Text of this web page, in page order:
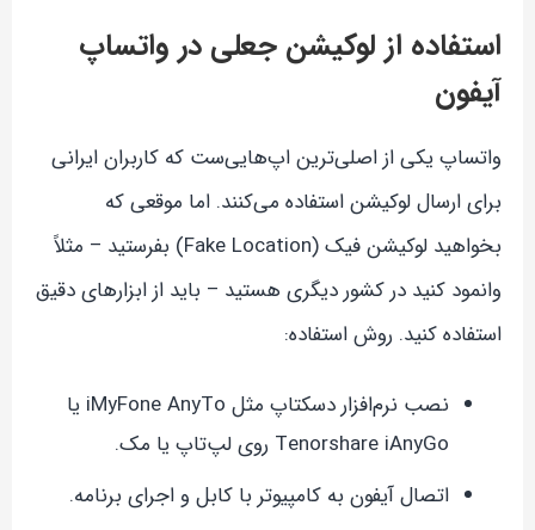
استفاده از لوکیشن جعلی در واتساپ
آیفون
واتساپ یکی از اصلی‌ترین اپ‌هایی‌ست که کاربران ایرانی
برای ارسال لوکیشن استفاده می‌کنند. اما موقعی که
بخواهید لوکیشن فیک (Fake Location) بفرستید – مثلاً
وانمود کنید در کشور دیگری هستید – باید از ابزارهای دقیق
استفاده کنید. روش استفاده:
نصب نرم‌افزار دسکتاپ مثل iMyFone AnyTo یا
Tenorshare iAnyGo روی لپ‌تاپ یا مک.
اتصال آیفون به کامپیوتر با کابل و اجرای برنامه.